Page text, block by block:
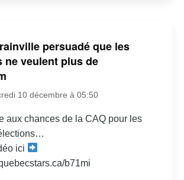
persuadé que les
ne veulent plus de
10 décembre à 05:50
aux chances de la CAQ pour les
ici
b71mi